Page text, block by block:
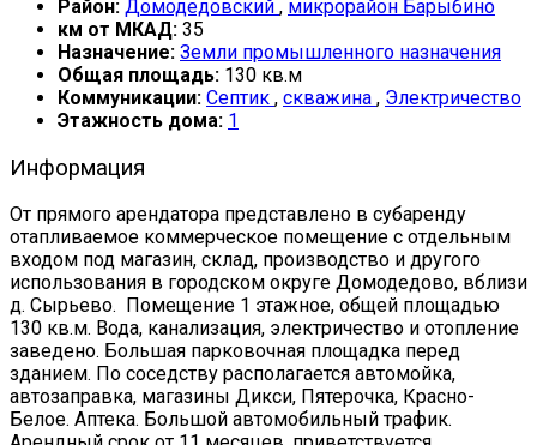
Район: Домодедовский , микрорайон Барыбино
км от МКАД: 35
Назначение: Земли промышленного назначения
Общая площадь: 130 кв.м
Коммуникации: Септик , скважина , Электричество
Этажность дома: 1
Информация
От прямого арендатора представлено в субаренду
отапливаемое коммерческое помещение с отдельным
входом под магазин, склад, производство и другого
использования в городском округе Домодедово, вблизи
д. Сырьево. Помещение 1 этажное, общей площадью
130 кв.м. Вода, канализация, электричество и отопление
заведено. Большая парковочная площадка перед
зданием. По соседству располагается автомойка,
автозаправка, магазины Дикси, Пятерочка, Красно-
Белое. Аптека. Большой автомобильный трафик.